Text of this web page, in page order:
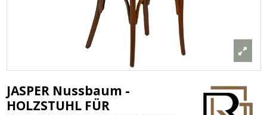
JASPER Nussbaum -
HOLZSTUHL FÜR